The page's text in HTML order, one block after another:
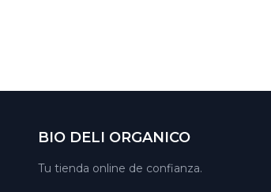
BIO DELI ORGANICO
Tu tienda online de confianza.